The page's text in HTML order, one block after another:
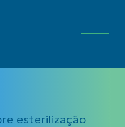
esterilização